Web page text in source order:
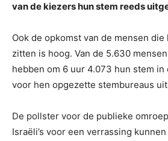
van de kiezers hun stem reeds
Ook de opkomst van de mensen die
zitten is hoog. Van de 5.630
hebben om 6 uur 4.073 hun stem in
voor hen opgezette stembureaus
De pollster voor de publieke
Israëli’s voor een verrassing kunnen